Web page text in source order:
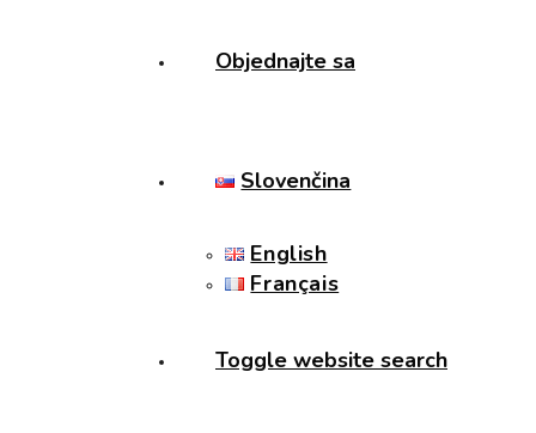
Objednajte sa
Slovenčina
English
Français
Toggle website search